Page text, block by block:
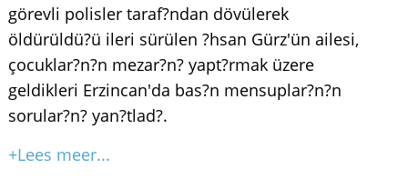
görevli polisler taraf?ndan dövülerek
öldürüldü?ü ileri sürülen ?hsan Gürz'ün ailesi,
çocuklar?n?n mezar?n? yapt?rmak üzere
geldikleri Erzincan'da bas?n mensuplar?n?n
sorular?n? yan?tlad?.
+Lees meer...